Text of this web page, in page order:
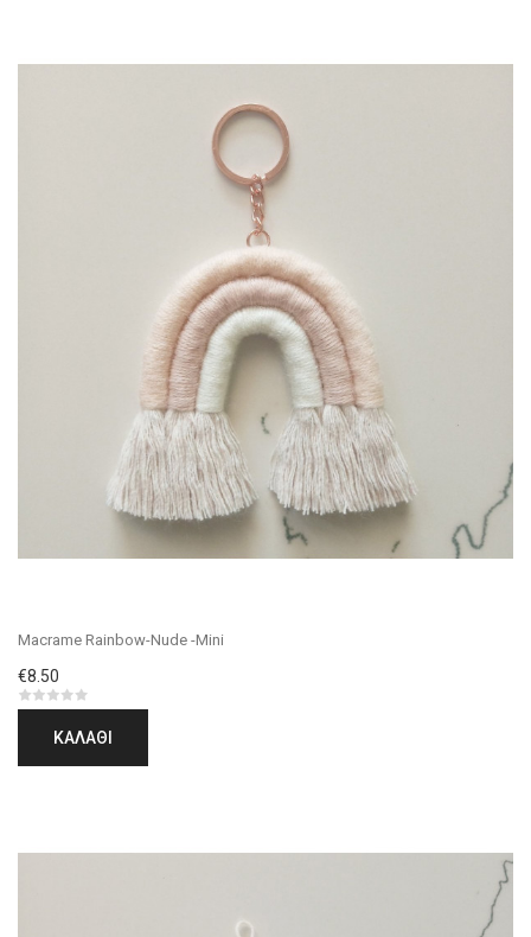
Macrame Rainbow-Nude -Mini
€8.50
ΚΑΛΆΘΙ